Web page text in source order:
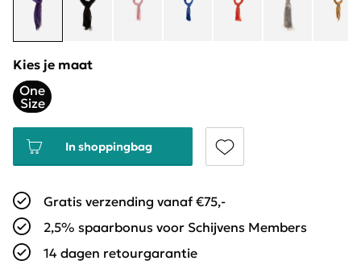
Kies je maat
One
Size
In shoppingbag
Gratis verzending vanaf €75,-
2,5% spaarbonus voor Schijvens Members
14 dagen retourgarantie